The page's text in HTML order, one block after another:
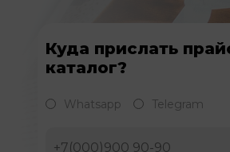
Куда прислать
каталог?
Whatsapp Telegram